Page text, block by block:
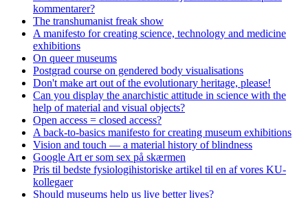
kommentarer?
The transhumanist freak show
A manifesto for creating science, technology and medicine
exhibitions
On queer museums
Postgrad course on gendered body visualisations
Don't make art out of the evolutionary heritage, please!
Can you display the anarchistic attitude in science with the
help of material and visual objects?
Open access = closed access?
A back-to-basics manifesto for creating museum exhibitions
Vision and touch — a material history of blindness
Google Art er som sex på skærmen
Pris til bedste fysiologihistoriske artikel til en af vores KU-
kollegaer
Should museums help us live better lives?